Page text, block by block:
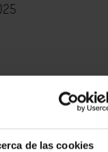
de las cookies